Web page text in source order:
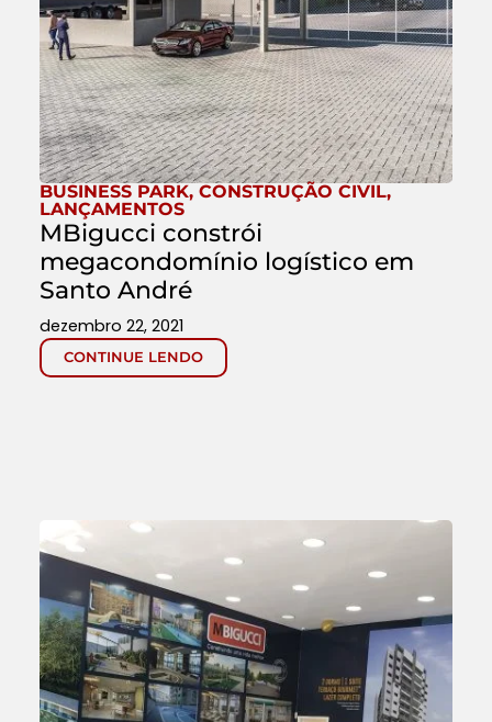
BUSINESS PARK, CONSTRUÇÃO CIVIL,
LANÇAMENTOS
MBigucci constrói
megacondomínio logístico em
Santo André
CONTINUE LENDO
dezembro 22, 2021